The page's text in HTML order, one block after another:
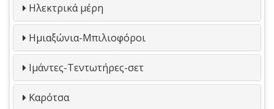
Ηλεκτρικά μέρη
Ημιαξώνια-Μπιλιοφόροι
Ιμάντες-Τεντωτήρες-σετ
Καρότσα